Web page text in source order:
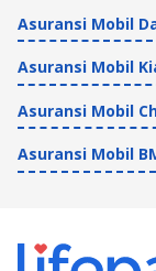
Asuransi Mobil
Asuransi Mobil
Asuransi Mobil
Asuransi Mobil